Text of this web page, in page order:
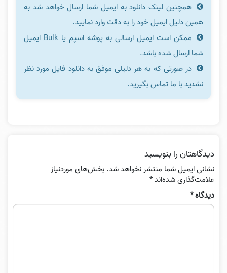
همچنین لینک دانلود به ایمیل شما ارسال خواهد شد به
همین دلیل ایمیل خود را به دقت وارد نمایید.
ممکن است ایمیل ارسالی به پوشه اسپم یا Bulk ایمیل
شما ارسال شده باشد.
در صورتی که به هر دلیلی موفق به دانلود فایل مورد نظر
نشدید با ما تماس بگیرید.
دیدگاهتان را بنویسید
نشانی ایمیل شما منتشر نخواهد شد. بخش‌های موردنیاز
علامت‌گذاری شده‌اند*
دیدگاه*